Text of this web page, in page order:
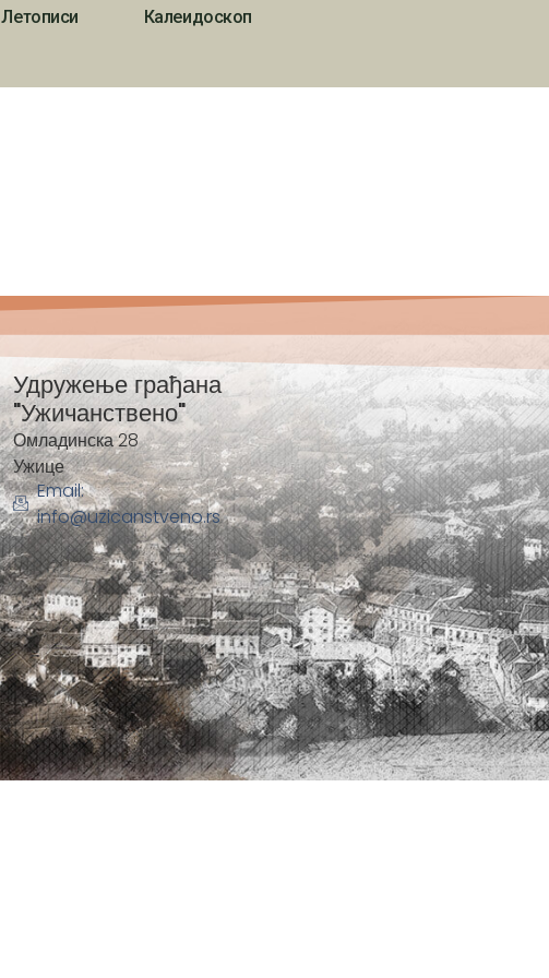
Летописи
Калеидоскоп
Удружење грађана
"Ужичанствено"
Омладинска 28
Ужице
Email:
info@uzicanstveno.rs